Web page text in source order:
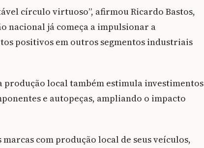
círculo virtuoso”, afirmou Ricardo Bastos,
nacional já começa a impulsionar a
positivos em outros segmentos industriais
produção local também estimula investimentos
e autopeças, ampliando o impacto
com produção local de seus veículos,